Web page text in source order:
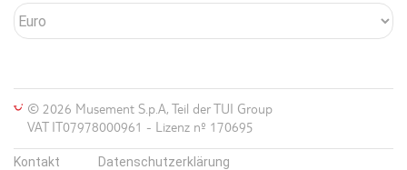
© 2026 Musement S.p.A, Teil der TUI Group
VAT IT07978000961 - Lizenz nº 170695
Kontakt Datenschutzerklärung